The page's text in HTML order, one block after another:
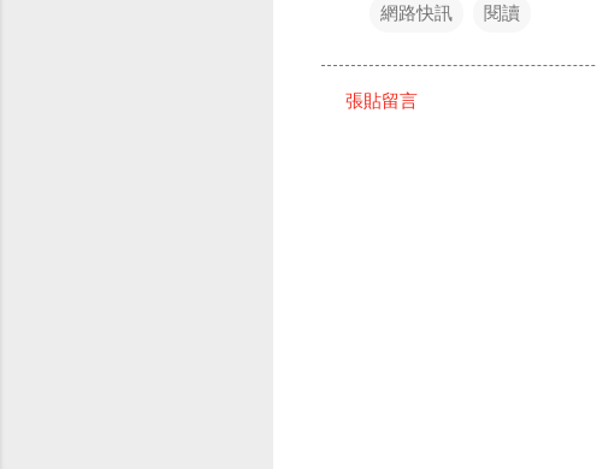
網路快訊 閱讀
張貼留言